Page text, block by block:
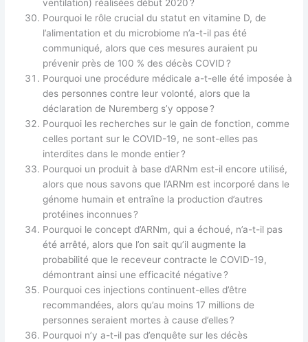
ventilation) réalisées début 2020 ?
Pourquoi le rôle crucial du statut en vitamine D, de
l’alimentation et du microbiome n’a-t-il pas été
communiqué, alors que ces mesures auraient pu
prévenir près de 100 % des décès COVID ?
Pourquoi une procédure médicale a-t-elle été imposée à
des personnes contre leur volonté, alors que la
déclaration de Nuremberg s’y oppose ?
Pourquoi les recherches sur le gain de fonction, comme
celles portant sur le COVID-19, ne sont-elles pas
interdites dans le monde entier ?
Pourquoi un produit à base d’ARNm est-il encore utilisé,
alors que nous savons que l’ARNm est incorporé dans le
génome humain et entraîne la production d’autres
protéines inconnues ?
Pourquoi le concept d’ARNm, qui a échoué, n’a-t-il pas
été arrêté, alors que l’on sait qu’il augmente la
probabilité que le receveur contracte le COVID-19,
démontrant ainsi une efficacité négative ?
Pourquoi ces injections continuent-elles d’être
recommandées, alors qu’au moins 17 millions de
personnes seraient mortes à cause d’elles ?
Pourquoi n’y a-t-il pas d’enquête sur les décès